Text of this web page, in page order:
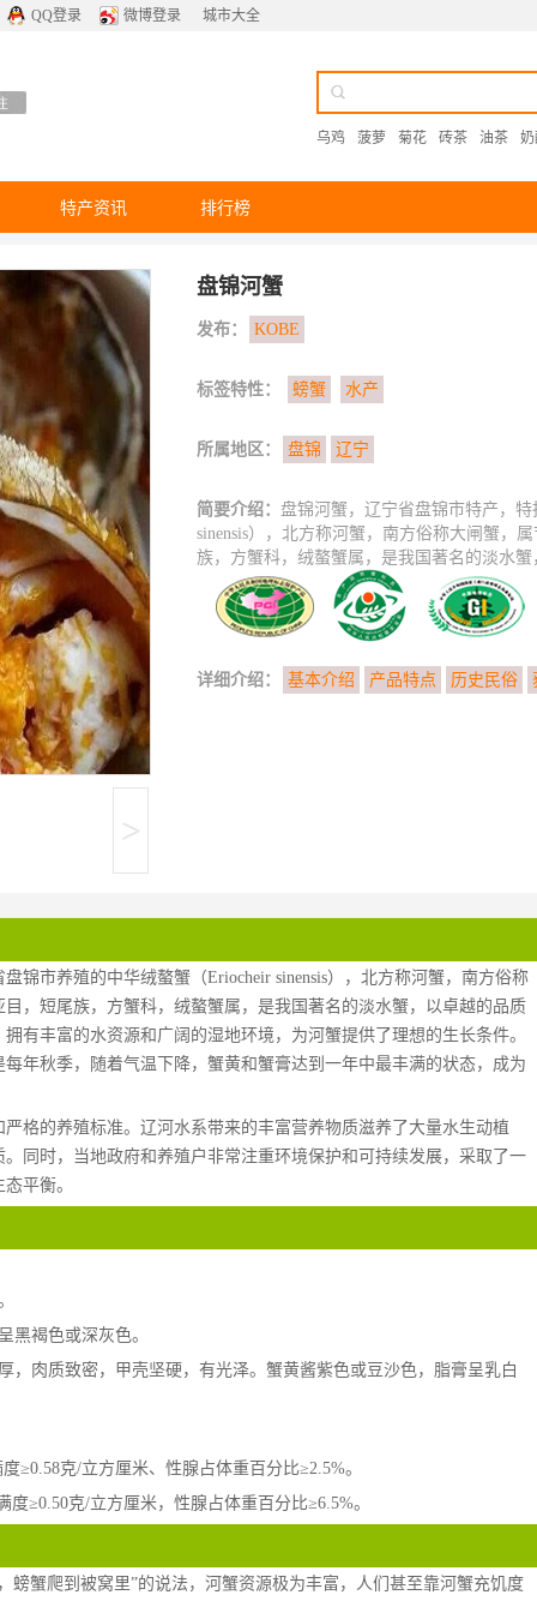
QQ登录 微博登录 城市大全
乌鸡 菠萝 菊花 砖茶 油茶
特产资讯 排行榜
>
盘锦河蟹
发布： KOBE
标签特性： 螃蟹 水产
所属地区： 盘锦 辽宁
简要介绍： 盘锦河蟹，辽宁省盘锦市特产，
sinensis），北方称河蟹，南方俗称大闸蟹，
族，方蟹科，绒螯蟹属，是我国著名的淡水
详细介绍： 基本介绍 产品特点 历史民俗
锦市养殖的中华绒螯蟹（Eriocheir sinensis），北方称河蟹，南方俗称
，短尾族，方蟹科，绒螯蟹属，是我国著名的淡水蟹，以卓越的品质
有丰富的水资源和广阔的湿地环境，为河蟹提供了理想的生长条件。
年秋季，随着气温下降，蟹黄和蟹膏达到一年中最丰满的状态，成为
格的养殖标准。辽河水系带来的丰富营养物质滋养了大量水生动植
同时，当地政府和养殖户非常注重环境保护和可持续发展，采取了一
平衡。
黑褐色或深灰色。
，肉质致密，甲壳坚硬，有光泽。蟹黄酱紫色或豆沙色，脂膏呈乳白
≥0.58克/立方厘米、性腺占体重百分比≥2.5%。
≥0.50克/立方厘米，性腺占体重百分比≥6.5%。
螃蟹爬到被窝里”的说法，河蟹资源极为丰富，人们甚至靠河蟹充饥度